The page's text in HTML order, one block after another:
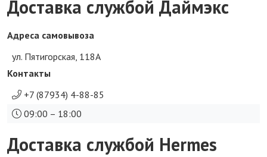
Доставка службой Даймэкс
Адреса самовывоза
ул. Пятигорская, 118А
Контакты
+7 (87934) 4-88-85
09:00 – 18:00
Доставка службой Hermes